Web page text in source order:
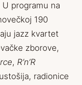
U programu na
190
jazz kvartet
zborove,
, R’n’R
radionice